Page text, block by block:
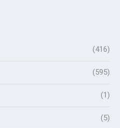
(416)
(595)
(1)
(5)